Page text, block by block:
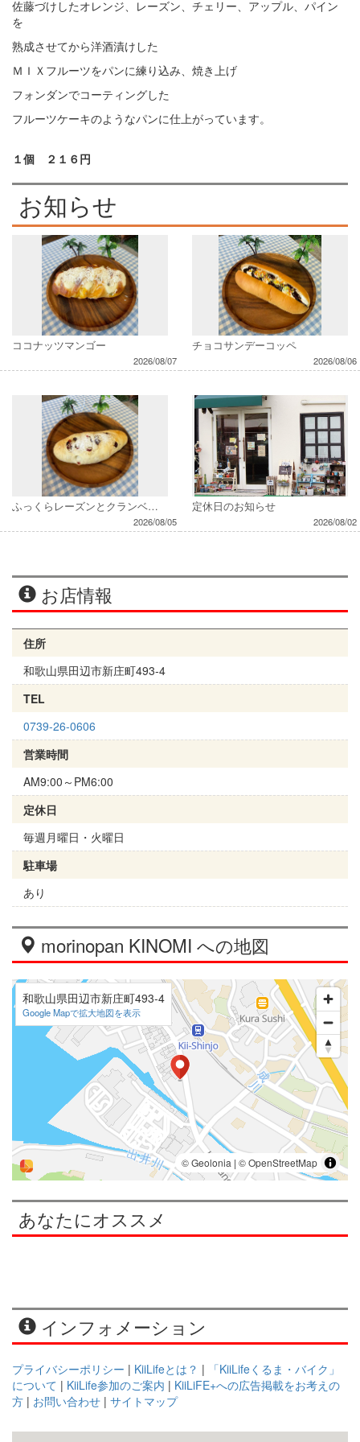
佐藤づけしたオレンジ、レーズン、チェリー、アップル、パイン
を
熟成させてから洋酒漬けした
ＭＩＸフルーツをパンに練り込み、焼き上げ
フォンダンでコーティングした
フルーツケーキのようなパンに仕上がっています。
１個 ２１６円
お知らせ
ココナッツマンゴー
2026/08/07
チョコサンデーコッペ
2026/08/06
ふっくらレーズンとクランベリー
2026/08/05
定休日のお知らせ
2026/08/02
お店情報
住所
和歌山県田辺市新庄町493-4
TEL
0739-26-0606
営業時間
AM9:00～PM6:00
定休日
毎週月曜日・火曜日
駐車場
あり
morinopan KINOMI への地図
和歌山県田辺市新庄町493-4
Google Mapで拡大地図を表示
あなたにオススメ
インフォメーション
プライバシーポリシー | KiiLifeとは？ |
「KiiLifeくるま・バイク」
について | KiiLife参加のご案内 | KiiLiFE+への広告掲載をお考えの
方 | お問い合わせ | サイトマップ